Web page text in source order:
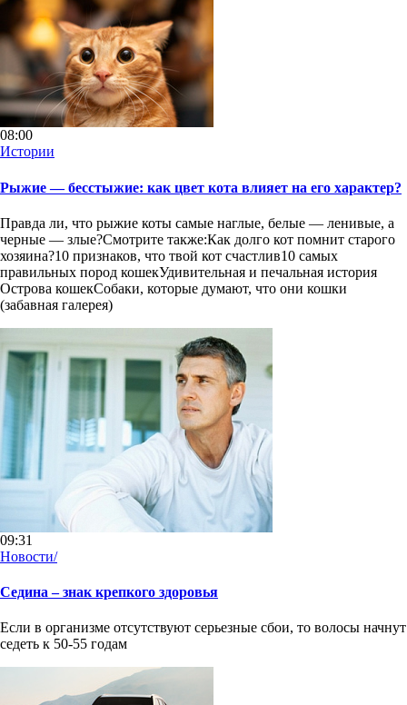
08:00
Истории
Рыжие — бесстыжие: как цвет кота влияет на его характер?
Правда ли, что рыжие коты самые наглые, белые — ленивые, а
черные — злые?Смотрите также:Как долго кот помнит старого
хозяина?10 признаков, что твой кот счастлив10 самых
правильных пород кошекУдивительная и печальная история
Острова кошекСобаки, которые думают, что они кошки
(забавная галерея)
09:31
Новости/
Седина – знак крепкого здоровья
Если в организме отсутствуют серьезные сбои, то волосы начнут
седеть к 50-55 годам